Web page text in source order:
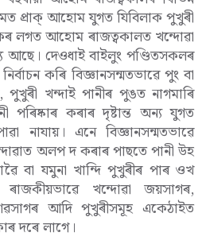
প্ৰাক্ আহোম যুগত যিবিলাক পুখুৰী
লগত আহোম ৰাজত্বকালত খন্দোৱা
আছে। দেওধাই বাইলুং পণ্ডিতসকলৰ
কৰি বিজ্ঞানসন্মতভাৱে পুং বা
খন্দাই পানীৰ পুঙত নাগমাৰি
কৰাৰ দৃষ্টান্ত অন্য যুগত
নাযায়। এনে বিজ্ঞানসন্মতভাৱে
অলপ দ কৰাৰ পাছতে পানী উহ
বা যমুনা খান্দি পুখুৰীৰ পাৰ ওখ
খন্দোৱা জয়সাগৰ,
আদি পুখুৰীসমূহ একেঠাইত
দৰে লাগে।